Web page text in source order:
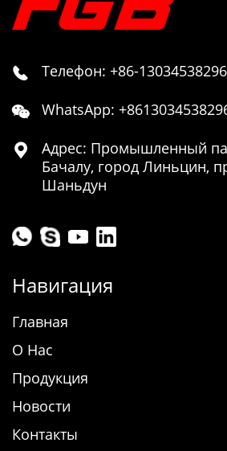
 Телефон: +86-13034538296
 WhatsApp:

Адрес: Промышленный
Бачалу, город Линьцин,
Шаньдун
Навигация
Главная
О Нас
Продукция
Новости
Контакты